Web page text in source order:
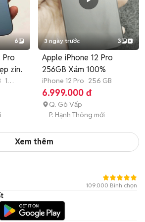
6
Pro
zin.
1
3 ngày trước 3
Apple iPhone 12 Pro
256GB Xám 100%
iPhone 12 Pro 256 GB
6.999.000 đ
Q. Gò Vấp
P. Hạnh Thông mới
Xem thêm
109.000 Bình chọn